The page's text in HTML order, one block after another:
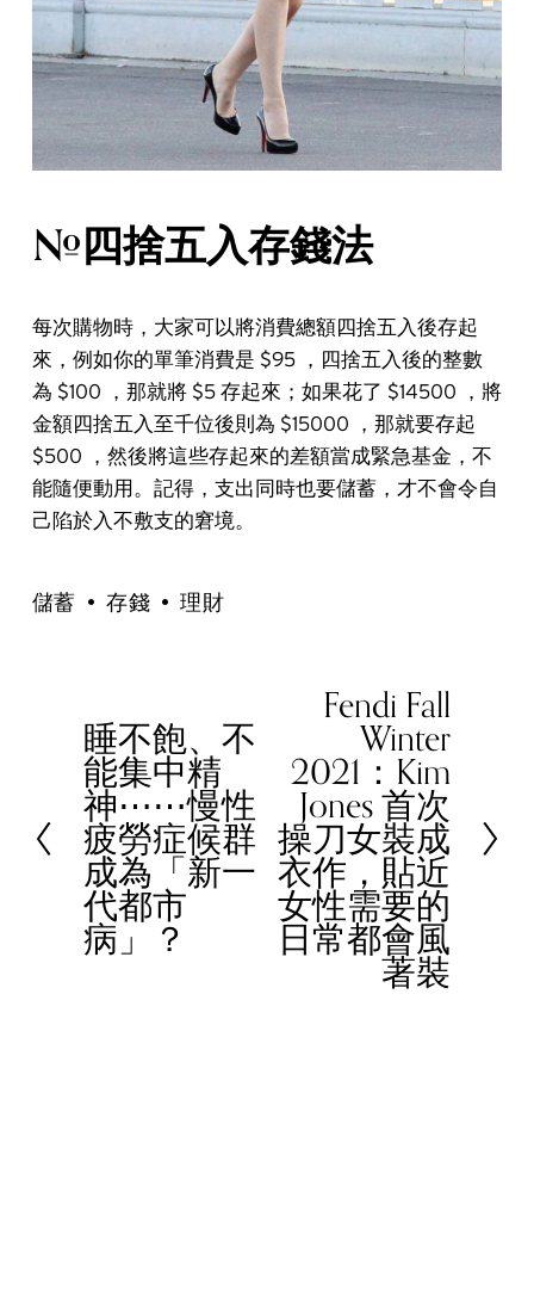
#四捨五入存錢法
每次購物時，大家可以將消費總額四捨五入後存起
來，例如你的單筆消費是 $95 ，四捨五入後的整數
為 $100 ，那就將 $5 存起來；如果花了 $14500 ，將
金額四捨五入至千位後則為 $15000 ，那就要存起
$500 ，然後將這些存起來的差額當成緊急基金，不
能隨便動用。記得，支出同時也要儲蓄，才不會令自
己陷於入不敷支的窘境。
儲蓄 存錢 理財
P
r
e
v
o
u
s
睡不飽、不
能集中精
神⋯⋯慢性
疲勞症候群
成為「新一
代都市
病」？
Fendi Fall
Winter
2021：Kim
Jones 首次
操刀女裝成
衣作，貼近
女性需要的
日常都會風
著裝